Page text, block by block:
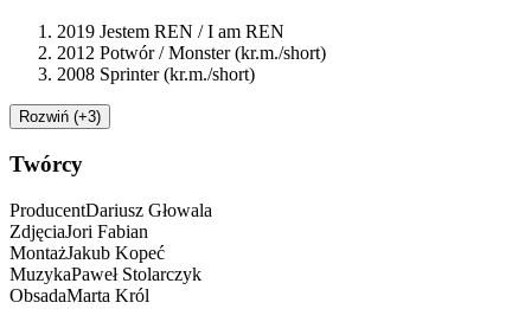
2019 Jestem REN / I am REN
2012 Potwór / Monster (kr.m./short)
2008 Sprinter (kr.m./short)
Rozwiń (+3)
Twórcy
ProducentDariusz Głowala
ZdjęciaJori Fabian
MontażJakub Kopeć
MuzykaPaweł Stolarczyk
ObsadaMarta Król